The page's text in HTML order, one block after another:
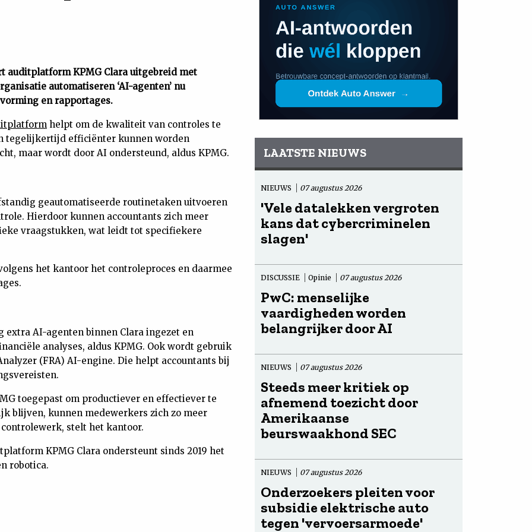
auditplatform KPMG Clara uitgebreid met
automatiseren ‘AI-agenten’ nu
en rapportages.
helpt om de kwaliteit van controles te
tegelijkertijd efficiënter kunnen worden
maar wordt door AI ondersteund, aldus KPMG.
geautomatiseerde routinetaken uitvoeren
Hierdoor kunnen accountants zich meer
vraagstukken, wat leidt tot specifiekere
het kantoor het controleproces en daarmee
AI-agenten binnen Clara ingezet en
analyses, aldus KPMG. Ook wordt gebruik
(FRA) AI-engine. Die helpt accountants bij
toegepast om productiever en effectiever te
blijven, kunnen medewerkers zich zo meer
stelt het kantoor.
KPMG Clara ondersteunt sinds 2019 het
robotica.
LAATSTE NIEUWS
NIEUWS 07 augustus 2026
'Vele datalekken vergroten
kans dat cybercriminelen
slagen'
DISCUSSIE Opinie 07 augustus 2026
PwC: menselijke
vaardigheden worden
belangrijker door AI
NIEUWS 07 augustus 2026
Steeds meer kritiek op
afnemend toezicht door
Amerikaanse
beurswaakhond SEC
NIEUWS 07 augustus 2026
Onderzoekers pleiten voor
subsidie elektrische auto
tegen 'vervoersarmoede'